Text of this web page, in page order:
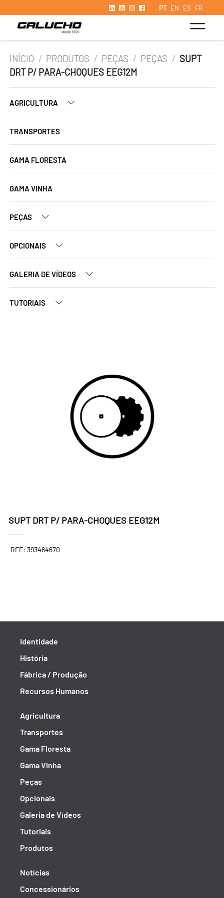
PT EN ES FR
INÍCIO / PRODUTOS / PEÇAS / PEÇAS / SUPT
DRT P/ PARA-CHOQUES EEG12M
AGRICULTURA
TRANSPORTES
GAMA FLORESTA
GAMA VINHA
PEÇAS
OPCIONAIS
GALERIA DE VÍDEOS
TUTORIAIS
SUPT DRT P/ PARA-CHOQUES EEG12M
REF: 393464670
Identidade
História
Fábrica / Produção
Recursos Humanos
Agricultura
Transportes
Gama Floresta
Gama Vinha
Peças
Opcionais
Galeria de Vídeos
Tutoriais
Produtos
Notícias
Concessionários